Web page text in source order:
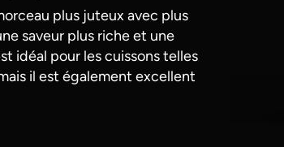
plus juteux avec plus
saveur plus riche et une
idéal pour les cuissons telles
il est également excellent